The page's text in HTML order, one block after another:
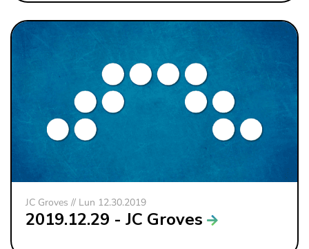
JC Groves // Lun 12.30.2019
2019.12.29 - JC Groves